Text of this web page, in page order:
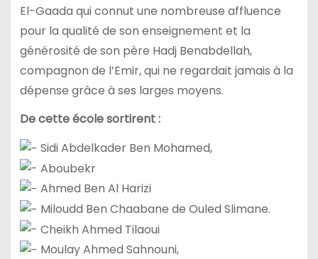
El-Gaada qui connut une nombreuse affluence
pour la qualité de son enseignement et la
générosité de son père Hadj Benabdellah,
compagnon de l’Emir, qui ne regardait jamais à la
dépense grâce à ses larges moyens.
De cette école sortirent :
Sidi Abdelkader Ben Mohamed,
Aboubekr
Ahmed Ben Al Harizi
Miloudd Ben Chaabane de Ouled Slimane.
Cheikh Ahmed Tilaoui
Moulay Ahmed Sahnouni,